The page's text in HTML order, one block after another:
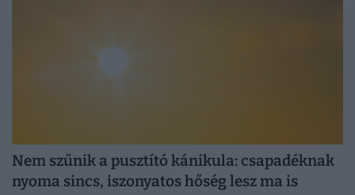
Nem szűnik a pusztító kánikula: csapadéknak
nyoma sincs, iszonyatos hőség lesz ma is